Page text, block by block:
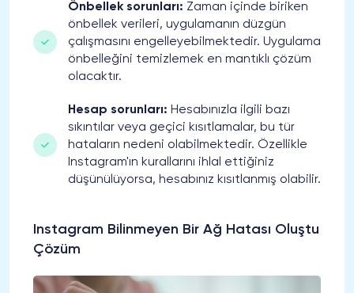
Önbellek sorunları: Zaman içinde biriken
önbellek verileri, uygulamanın düzgün
çalışmasını engelleyebilmektedir. Uygulama
önbelleğini temizlemek en mantıklı çözüm
olacaktır.
Hesap sorunları: Hesabınızla ilgili bazı
sıkıntılar veya geçici kısıtlamalar, bu tür
hataların nedeni olabilmektedir. Özellikle
Instagram'ın kurallarını ihlal ettiğiniz
düşünülüyorsa, hesabınız kısıtlanmış olabilir.
Instagram Bilinmeyen Bir Ağ Hatası Oluştu
Çözüm